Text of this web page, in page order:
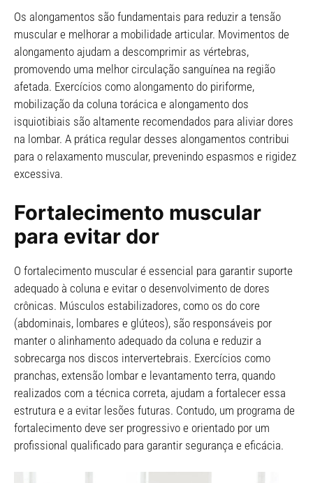
Os alongamentos são fundamentais para reduzir a tensão
muscular e melhorar a mobilidade articular. Movimentos de
alongamento ajudam a descomprimir as vértebras,
promovendo uma melhor circulação sanguínea na região
afetada. Exercícios como alongamento do piriforme,
mobilização da coluna torácica e alongamento dos
isquiotibiais são altamente recomendados para aliviar dores
na lombar. A prática regular desses alongamentos contribui
para o relaxamento muscular, prevenindo espasmos e rigidez
excessiva.
Fortalecimento muscular
para evitar dor
O fortalecimento muscular é essencial para garantir suporte
adequado à coluna e evitar o desenvolvimento de dores
crônicas. Músculos estabilizadores, como os do core
(abdominais, lombares e glúteos), são responsáveis por
manter o alinhamento adequado da coluna e reduzir a
sobrecarga nos discos intervertebrais. Exercícios como
pranchas, extensão lombar e levantamento terra, quando
realizados com a técnica correta, ajudam a fortalecer essa
estrutura e a evitar lesões futuras. Contudo, um programa de
fortalecimento deve ser progressivo e orientado por um
profissional qualificado para garantir segurança e eficácia.